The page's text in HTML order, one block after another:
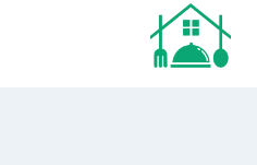
التجاوز
المحتوى